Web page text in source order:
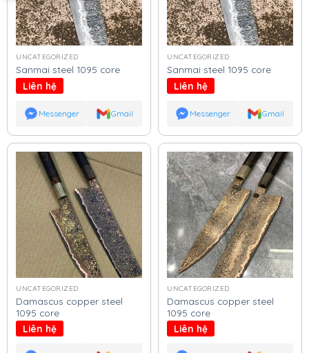
UNCATEGORIZED
Sanmai steel 1095 core
Liên hệ
Messenger Gmail
UNCATEGORIZED
Sanmai steel 1095 core
Liên hệ
Messenger Gmail
UNCATEGORIZED
Damascus copper steel
1095 core
Liên hệ
UNCATEGORIZED
Damascus copper steel
1095 core
Liên hệ